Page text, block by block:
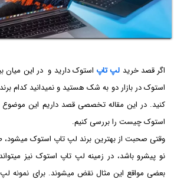
اگر قصد خرید لپ تاپ استوک دارید و در این میان
استوک در بازار دو به شک هستید و نمیدانید کدام
کنید. در این مقاله تخصصی قصد داریم این موضوع
استوک چیست را بررسی کنیم.
وقتی صحبت از بهترین برند لپ تاپ استوک میشود،
نو پیشرو باشد، در زمینه لپ تاپ استوک نیز
بعضی مواقع این مثال نقض میشوند. برای نمونه